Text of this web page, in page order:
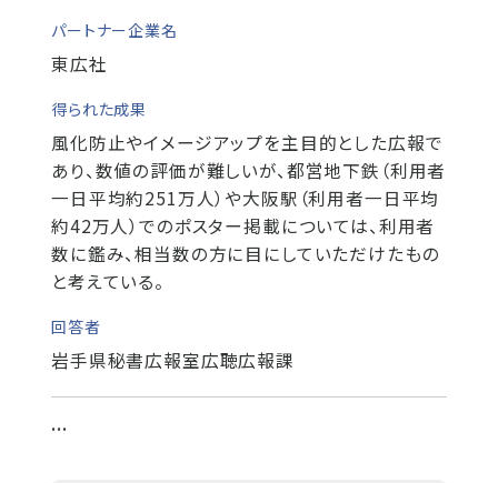
パートナー企業名
東広社
得られた成果
風化防止やイメージアップを主目的とした広報で
あり、数値の評価が難しいが、都営地下鉄（利用者
一日平均約251万人）や大阪駅（利用者一日平均
約42万人）でのポスター掲載については、利用者
数に鑑み、相当数の方に目にしていただけたもの
と考えている。
回答者
岩手県秘書広報室広聴広報課
...